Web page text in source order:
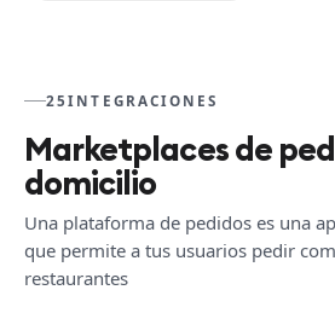
25INTEGRACIONES
Marketplaces de
domicilio
Una plataforma de pedidos es una
que permite a tus usuarios pedir
restaurantes